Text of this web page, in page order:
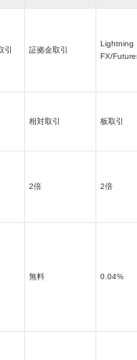
引 証拠金取引
Lightning
FX/
相対取引 板取引
2倍 2倍
無料 0.04%